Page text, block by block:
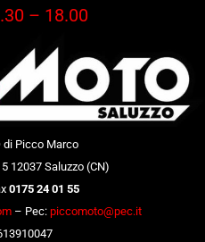
– 18.00
di Picco Marco
12037 Saluzzo (CN)
0175 24 01 55
– Pec: piccomoto@pec.it